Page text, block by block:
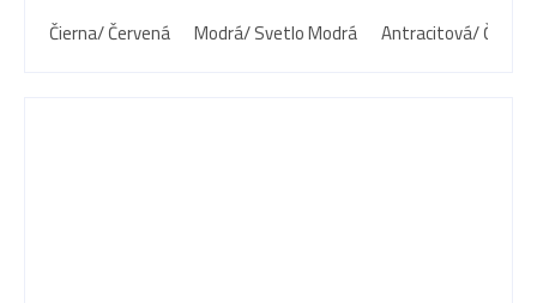
Čierna/ Červená
Modrá/ Svetlo Modrá Antracitová/ Čierna